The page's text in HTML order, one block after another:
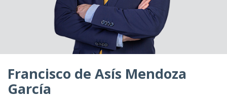
Francisco de Asís Mendoza
García